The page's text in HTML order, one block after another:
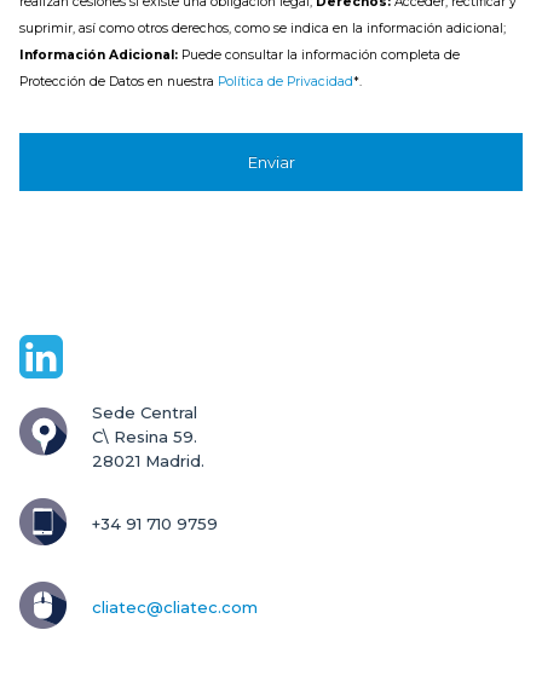
suprimir, así como otros derechos, como se indica en la información adicional;
Información Adicional: Puede consultar la información completa de
Protección de Datos en nuestra Política de Privacidad*.
Sede Central
C\ Resina 59.
28021 Madrid.
+34 91 710 9759
cliatec@cliatec.com